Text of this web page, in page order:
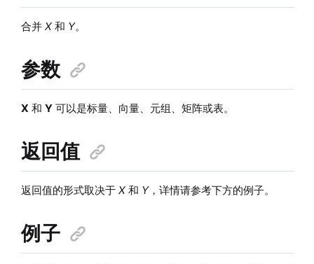
合并 X和 Y。
参数
X 和 Y可以是标量、向量、元组、矩阵或表。
返回值
返回值的形式取决于 X和 Y，详情请参考下方的例子。
例子